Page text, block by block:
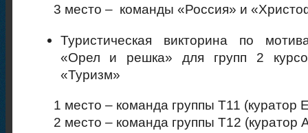
3 место – команды «Россия» и
Туристическая викторина по
«Орел и решка» для групп 2
«Туризм»
1 место – команда группы Т11 (куратор
2 место – команда группы Т12 (куратор